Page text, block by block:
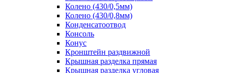
Колено (430/0,5мм)
Колено (430/0,8мм)
Конденсатоотвод
Консоль
Конус
Кронштейн раздвижной
Крышная разделка прямая
Крышная разделка угловая